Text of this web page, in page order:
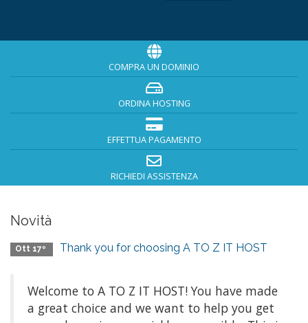
COMPRA UN DOMINIO
ORDINA HOSTING
EFFETTUA PAGAMENTO
RICHIEDI ASSISTENZA
Novità
Ott 17º Thank you for choosing A TO Z IT HOST
Welcome to A TO Z IT HOST! You have made
a great choice and we want to help you get